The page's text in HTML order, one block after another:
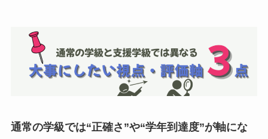
通常の学級では“正確さ”や“学年到達度”が軸にな